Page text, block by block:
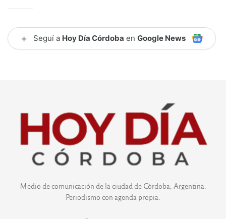
+ Seguí a Hoy Día Córdoba en Google News
Medio de comunicación de la ciudad de Córdoba, Argentina.
Periodismo con agenda propia.